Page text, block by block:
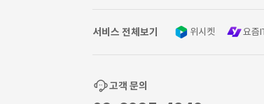
서비스 전체보기 위시켓 요즘
고객 문의